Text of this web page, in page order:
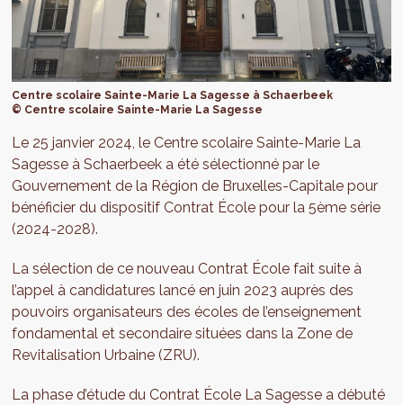
Centre scolaire Sainte-Marie La Sagesse à Schaerbeek
© Centre scolaire Sainte-Marie La Sagesse
Le 25 janvier 2024, le Centre scolaire Sainte-Marie La
Sagesse à Schaerbeek a été sélectionné par le
Gouvernement de la Région de Bruxelles-Capitale pour
bénéficier du dispositif Contrat École pour la 5ème série
(2024-2028).
La sélection de ce nouveau Contrat École fait suite à
l’appel à candidatures lancé en juin 2023 auprès des
pouvoirs organisateurs des écoles de l’enseignement
fondamental et secondaire situées dans la Zone de
Revitalisation Urbaine (ZRU).
La phase d’étude du Contrat École La Sagesse a débuté